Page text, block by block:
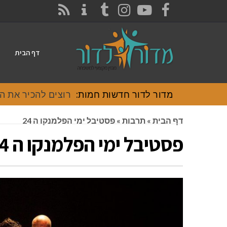
FACEBOOK
YOUTUBE
INSTAGRAM
TUMBLR
דף הבית
מדור לדור חדשות חמות: רוצים להכיר את
דף הבית » תרבות » פסטיבל ימי הפלמנקו ה 24
פסטיבל ימי הפלמנקו ה 24